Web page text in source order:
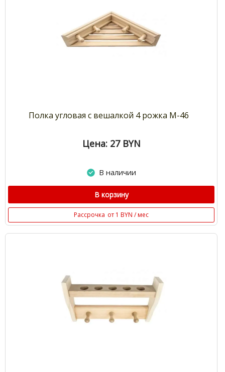
Полка угловая с вешалкой 4 рожка М-46
Цена: 27 BYN
В наличии
В корзину
Рассрочка от 1 BYN / мес